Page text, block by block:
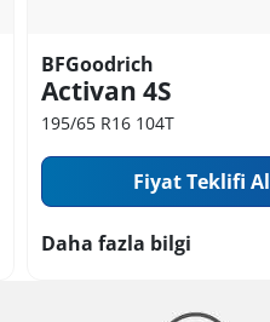
BFGoodrich
Activan 4S
195/65 R16 104T
Fiyat Teklifi Al
Daha fazla bilgi